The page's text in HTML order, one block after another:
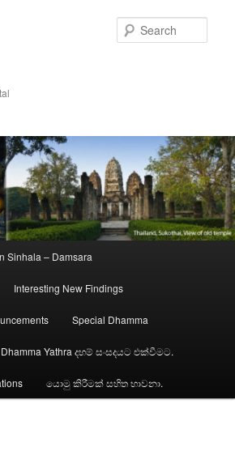
Sinhala – Damsara
Interesting New Findings
Special Dhamma
Dhamma Yathra දහම් සංසදයට එක්වීමට.
යොමු කිරීමක් සහිත භාවනා.